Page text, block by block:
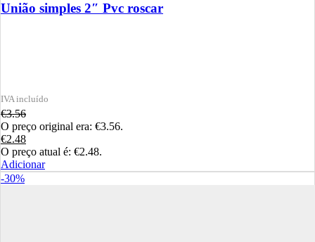
União simples 2″ Pvc roscar
€3.56
O preço original era: €3.56.
€2.48
O preço atual é: €2.48.
Adicionar
-30%